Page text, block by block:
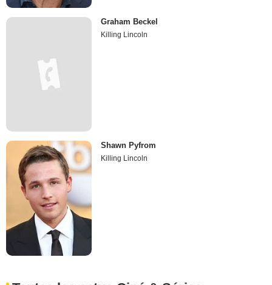
Graham Beckel
Killing Lincoln
Shawn Pyfrom
Killing Lincoln